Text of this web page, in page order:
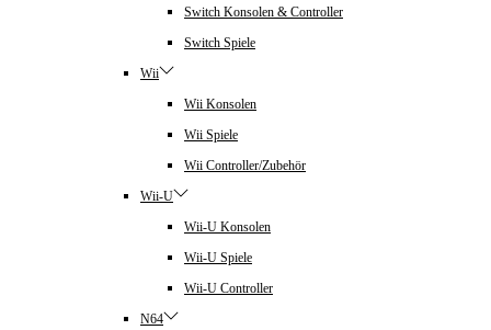
Switch Konsolen & Controller
Switch Spiele
Wii
Wii Konsolen
Wii Spiele
Wii Controller/Zubehör
Wii-U
Wii-U Konsolen
Wii-U Spiele
Wii-U Controller
N64